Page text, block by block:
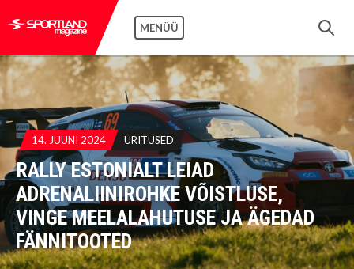
MENÜÜ
14. JUUNI 2024 ÜRITUSED
RALLY ESTONIALT LEIAD
ADRENALIINIROHKE VÕISTLUSE,
VINGE MEELALAHUTUSE JA ÄGEDAD
FÄNNITOOTED